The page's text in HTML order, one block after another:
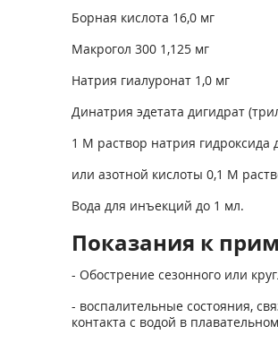
Борная кислота 16,0 мг
Макрогол 300 1,125 мг
Натрия гиалуронат 1,0 мг
Динатрия эдетата дигидрат
1 М раствор натрия гидроксида
или азотной кислоты 0,1 М
Вода для инъекций до 1 мл.
Показания к
- Обострение сезонного или
- воспалительные состояния,
контакта с водой в